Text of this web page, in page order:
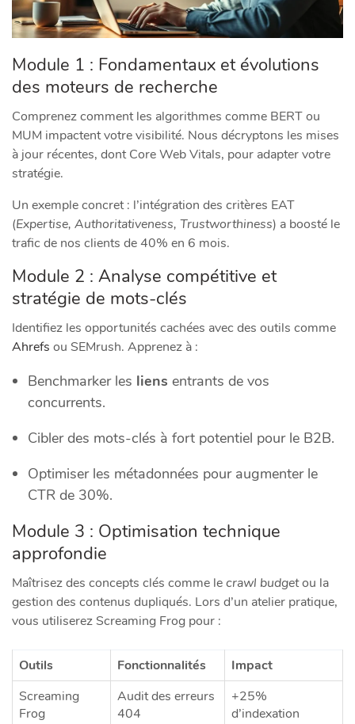
Module 1 : Fondamentaux et évolutions
des moteurs de recherche
Comprenez comment les algorithmes comme BERT ou
MUM impactent votre visibilité. Nous décryptons les mises
à jour récentes, dont Core Web Vitals, pour adapter votre
stratégie.
Un exemple concret : l’intégration des critères EAT
(Expertise, Authoritativeness, Trustworthiness) a boosté le
trafic de nos clients de 40% en 6 mois.
Module 2 : Analyse compétitive et
stratégie de mots-clés
Identifiez les opportunités cachées avec des outils comme
Ahrefs ou SEMrush. Apprenez à :
Benchmarker les liens entrants de vos
concurrents.
Cibler des mots-clés à fort potentiel pour le B2B.
Optimiser les métadonnées pour augmenter le
CTR de 30%.
Module 3 : Optimisation technique
approfondie
Maîtrisez des concepts clés comme lecrawl budgetou la
gestion des contenus dupliqués. Lors d’un atelier pratique,
vous utiliserez Screaming Frog pour :
Outils Fonctionnalités
Impact
Screaming
Frog
Audit des erreurs
404
+25%
d’indexation